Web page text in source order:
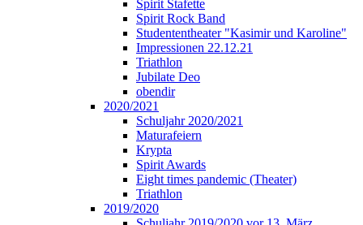
Spirit Stafette
Spirit Rock Band
Studententheater "Kasimir und Karoline"
Impressionen 22.12.21
Triathlon
Jubilate Deo
obendir
2020/2021
Schuljahr 2020/2021
Maturafeiern
Krypta
Spirit Awards
Eight times pandemic (Theater)
Triathlon
2019/2020